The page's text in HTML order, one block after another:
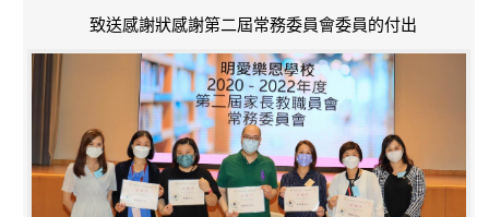
致送感謝狀感謝第二屆常務委員會委員的付出